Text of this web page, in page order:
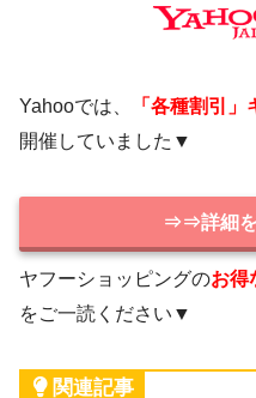
Yahooでは、 「各種割引
開催していました▼
⇒⇒詳細を
ヤフーショッピングのお得
をご一読ください▼
関連記事